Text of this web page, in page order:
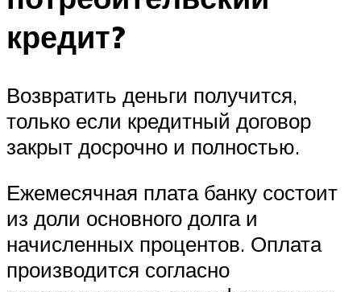
кредит?
Возвратить деньги получится,
только если кредитный договор
закрыт досрочно и полностью.
Ежемесячная плата банку состоит
из доли основного долга и
начисленных процентов. Оплата
производится согласно